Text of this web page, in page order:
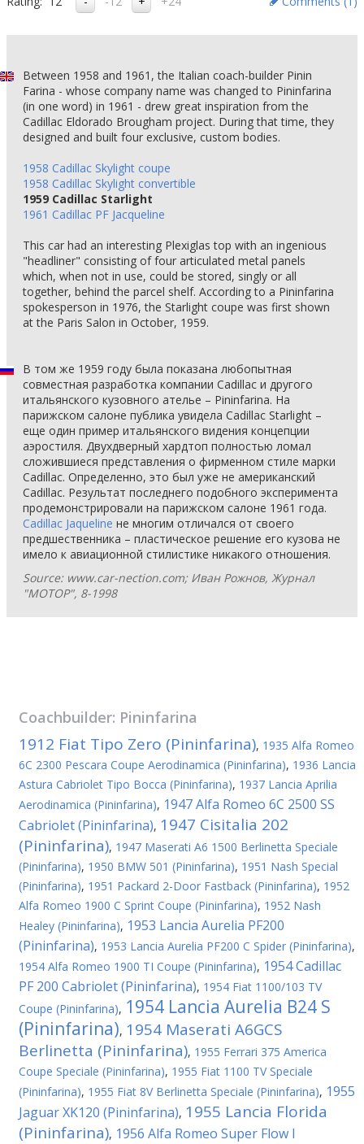
Between 1958 and 1961, the Italian coach-builder Pinin
Farina - whose company name was changed to Pininfarina
(in one word) in 1961 - drew great inspiration from the
Cadillac Eldorado Brougham project. During that time, they
designed and built four exclusive, custom bodies.
1958 Cadillac Skylight coupe
1958 Cadillac Skylight convertible
1959 Cadillac Starlight
1961 Cadillac PF Jacqueline
This car had an interesting Plexiglas top with an ingenious
"headliner" consisting of four articulated metal panels
which, when not in use, could be stored, singly or all
together, behind the parcel shelf. According to a Pininfarina
spokesperson in 1976, the Starlight coupe was first shown
at the Paris Salon in October, 1959.
В том же 1959 году была показана любопытная
совместная разработка компании Cadillac и другого
итальянского кузовного ателье – Pininfarina. На
парижском салоне публика увидела Cadillac Starlight –
еще один пример итальянского видения концепции
аэростиля. Двухдверный хардтоп полностью ломал
сложившиеся представления о фирменном стиле марки
Cadillac. Определенно, это был уже не американский
Cadillac. Результат последнего подобного эксперимента
продемонстрировали на парижском салоне 1961 года.
Cadillac Jaqueline не многим отличался от своего
предшественника – пластическое решение его кузова не
имело к авиационной стилистике никакого отношения.
Source: www.car-nection.com; Иван Рожнов, Журнал
"МОТОР", 8-1998
Coachbuilder: Pininfarina
1912 Fiat Tipo Zero (Pininfarina), 1935 Alfa Romeo
6C 2300 Pescara Coupe Aerodinamica (Pininfarina), 1936 Lancia
Astura Cabriolet Tipo Bocca (Pininfarina), 1937 Lancia Aprilia
Aerodinamica (Pininfarina), 1947 Alfa Romeo 6C 2500 SS
Cabriolet (Pininfarina), 1947 Cisitalia 202
(Pininfarina), 1947 Maserati A6 1500 Berlinetta Speciale
(Pininfarina), 1950 BMW 501 (Pininfarina), 1951 Nash Special
(Pininfarina), 1951 Packard 2-Door Fastback (Pininfarina), 1952
Alfa Romeo 1900 C Sprint Coupe (Pininfarina), 1952 Nash
Healey (Pininfarina), 1953 Lancia Aurelia PF200
(Pininfarina), 1953 Lancia Aurelia PF200 C Spider (Pininfarina),
1954 Alfa Romeo 1900 TI Coupe (Pininfarina), 1954 Cadillac
PF 200 Cabriolet (Pininfarina), 1954 Fiat 1100/103 TV
Coupe (Pininfarina), 1954 Lancia Aurelia B24 S
(Pininfarina), 1954 Maserati A6GCS
Berlinetta (Pininfarina), 1955 Ferrari 375 America
Coupe Speciale (Pininfarina), 1955 Fiat 1100 TV Speciale
(Pininfarina), 1955 Fiat 8V Berlinetta Speciale (Pininfarina), 1955
Jaguar XK120 (Pininfarina), 1955 Lancia Florida
(Pininfarina), 1956 Alfa Romeo Super Flow I